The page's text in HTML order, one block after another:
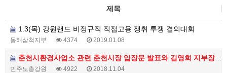
제목
1.3(목) 강원랜드 비정규직 직접고용 쟁취 투쟁 결의대회
동해삼척지부 4374 2019.01.08
춘천시환경사업소 관련 춘천시장 입장문 발표와 김영희 지부장 단식농성철회 성명서 발표
민주노총강원 4922 2018.11.04